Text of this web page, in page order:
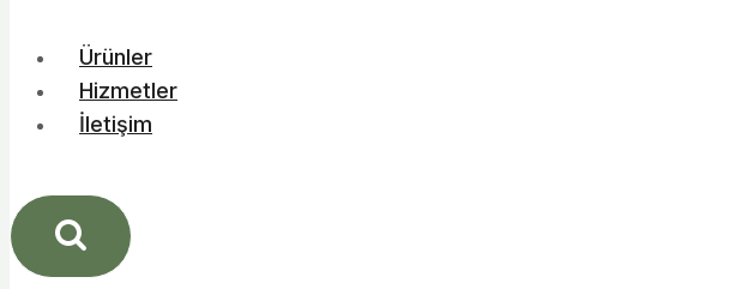
Ürünler
Hizmetler
İletişim